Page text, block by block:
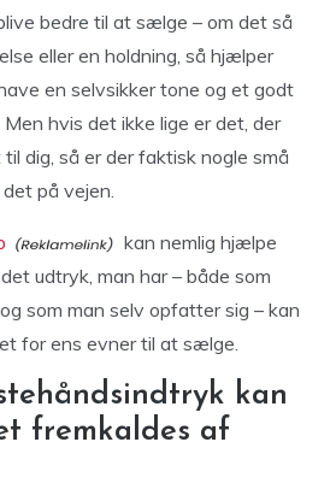
bedre til at sælge – om det så
eller en holdning, så hjælper
en selvsikker tone og et godt
hvis det ikke lige er det, der
dig, så er der faktisk nogle små
på vejen.
kan nemlig hjælpe
udtryk, man har – både som
som man selv opfatter sig – kan
for ens evner til at sælge.
kan
fremkaldes af